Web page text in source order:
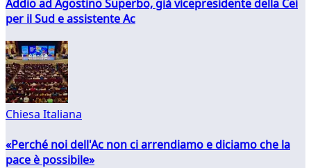
Addio ad Agostino Superbo, già vicepresidente della Cei
per il Sud e assistente Ac
Chiesa Italiana
«Perché noi dell'Ac non ci arrendiamo e diciamo che la
pace è possibile»